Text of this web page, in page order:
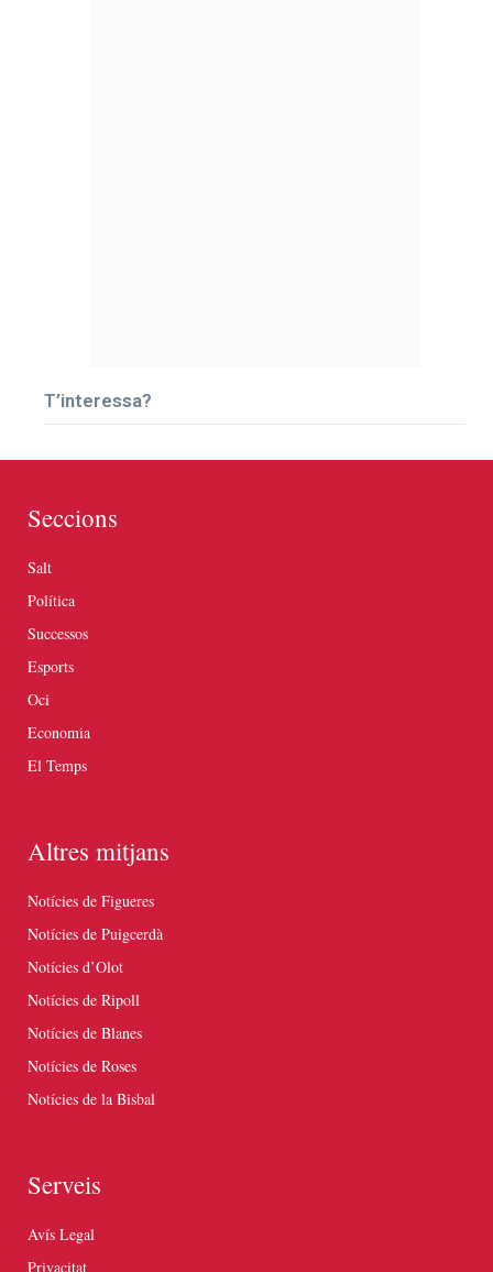
T’interessa?
Seccions
Salt
Política
Successos
Esports
Oci
Economia
El Temps
Altres mitjans
Notícies de Figueres
Notícies de Puigcerdà
Notícies d’Olot
Notícies de Ripoll
Notícies de Blanes
Notícies de Roses
Notícies de la Bisbal
Serveis
Avís Legal
Privacitat